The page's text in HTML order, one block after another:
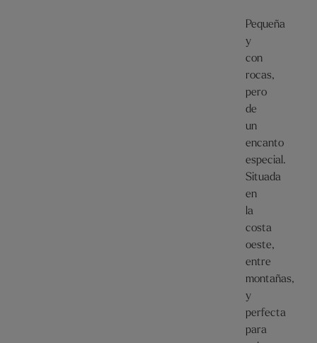
Pequeña
y
con
rocas,
pero
de
un
encanto
especial.
Situada
en
la
costa
oeste,
entre
montañas,
y
perfecta
para